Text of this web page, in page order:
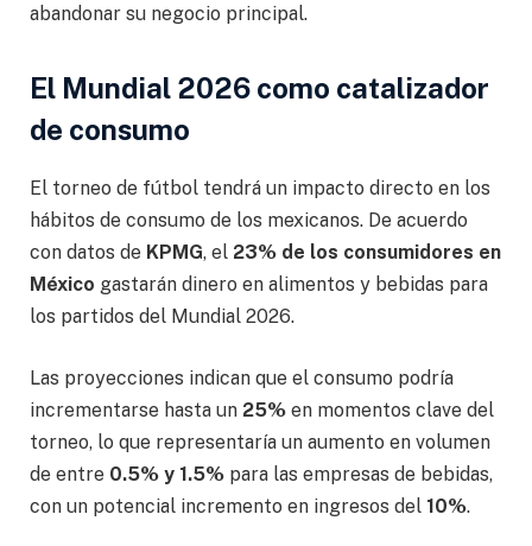
abandonar su negocio principal.
El Mundial 2026 como catalizador
de consumo
El torneo de fútbol tendrá un impacto directo en los
hábitos de consumo de los mexicanos. De acuerdo
con datos de KPMG, el 23% de los consumidores en
México gastarán dinero en alimentos y bebidas para
los partidos del Mundial 2026.
Las proyecciones indican que el consumo podría
incrementarse hasta un 25% en momentos clave del
torneo, lo que representaría un aumento en volumen
de entre 0.5% y 1.5% para las empresas de bebidas,
con un potencial incremento en ingresos del 10%.